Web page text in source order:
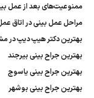
ممنوعیت‌های بعد از عمل
مراحل عمل بینی در اتاق عمل
بهترین دکتر هیپ دیپ در
بهترین جراح بینی بیرجند
بهترین جراح بینی یاسوج
بهترین جراح بینی بوشهر